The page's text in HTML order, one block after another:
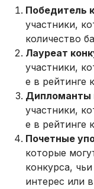
Победитель
участники,
количество
Лауреат
участники,
е в рейтинге
Дипломанты
участники,
е в рейтинге
Почетные
которые
конкурса,
интерес или